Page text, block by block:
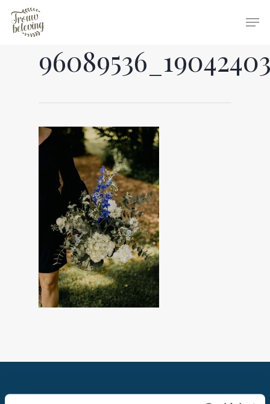
Hit enter to search or ESC to close